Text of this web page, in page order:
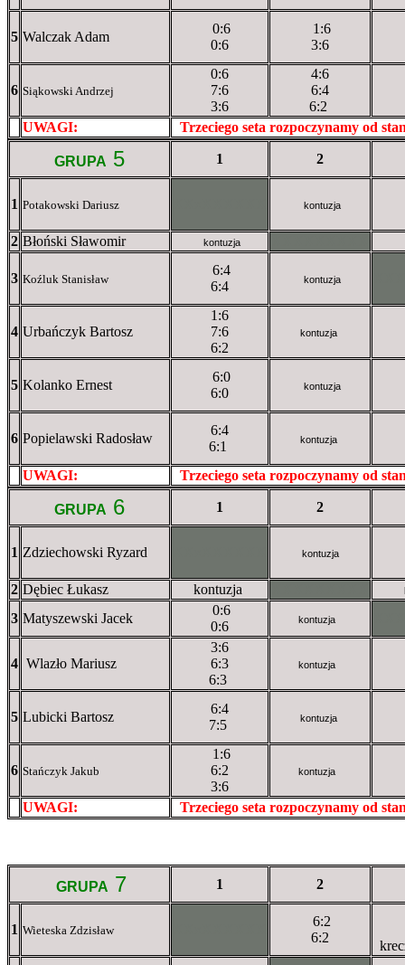
5 Walczak Adam
0:6
0:6
1:6
3:6
6 Siąkowski Andrzej
0:6
7:6
3:6
4:6
6:4
6:2
UWAGI:
Trzeciego seta rozpoczynamy od
GRUPA 5 1 2
1 Potakowski Dariusz kontuzja
2 Błoński Sławomir kontuzja
3 Koźluk Stanisław
6:4
6:4
kontuzja
4 Urbańczyk Bartosz
1:6
7:6
6:2
kontuzja
5 Kolanko Ernest
6:0
6:0
kontuzja
6 Popielawski Radosław
6:4
6:1
kontuzja
UWAGI: Trzeciego seta rozpoczynamy od
GRUPA 6 1 2
1 Zdziechowski Ryzard kontuzja
2 Dębiec Łukasz kontuzja
3 Matyszewski Jacek
0:6
0:6
kontuzja
4 Wlazło Mariusz
3:6
6:3
6:3
kontuzja
5 Lubicki Bartosz
6:4
7:5
kontuzja
6 Stańczyk Jakub
1:6
6:2
3:6
kontuzja
UWAGI: Trzeciego seta rozpoczynamy od
GRUPA 7 1 2
1 Wieteska Zdzisław
6:2
6:2